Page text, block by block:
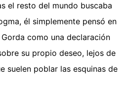
el resto del mundo buscaba
él simplemente pensó en
como una declaración
su propio deseo, lejos de
suelen poblar las esquinas de